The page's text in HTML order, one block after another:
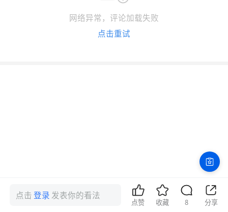
网络异常，评论加载失败
点击重试
点击登录 发表你的看法
点赞 收藏 8 分享